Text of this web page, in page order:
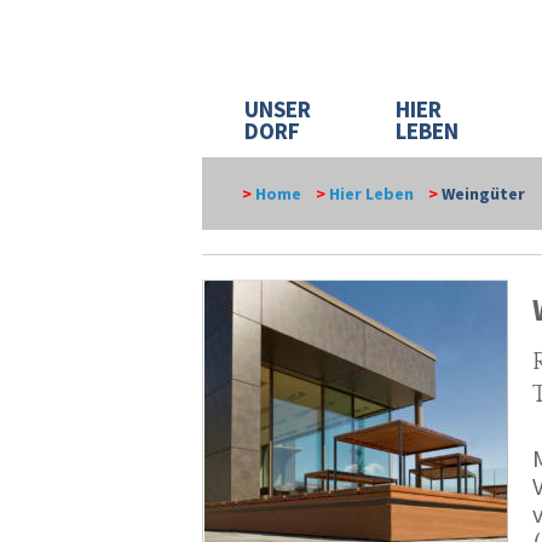
UNSER
DORF
HIER
LEBEN
> Home > Hier Leben >Weingüter